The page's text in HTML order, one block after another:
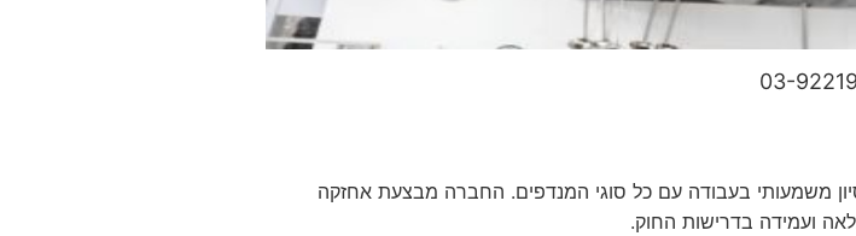
משמעותי בעבודה עם כל סוגי המנדפים. החברה מבצעת אחזקה
ועמידה בדרישות החוק.